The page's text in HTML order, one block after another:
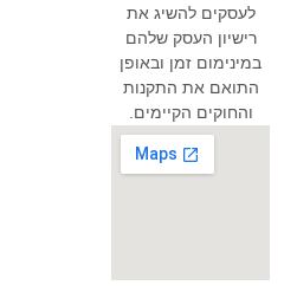
לעסקים להשיג את
רישיון העסק שלהם
במינימום זמן ובאופן
התואם את התקנות
והחוקים הקיימים.